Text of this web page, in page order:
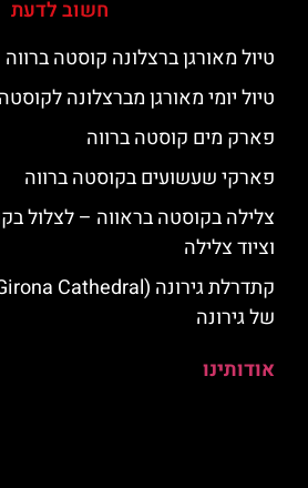
חשוב לדעת
טיול מאורגן ברצלונה קוסטה ברווה
טיול יומי מאורגן מברצלונה
פארק מים קוסטה ברווה
פארקי שעשועים בקוסטה ברווה
צלילה בקוסטה בראווה – לצלול
וציוד צלילה
של גירונה
אודותינו